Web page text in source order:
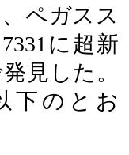
ペガスス
に超新
見した。
下のとお